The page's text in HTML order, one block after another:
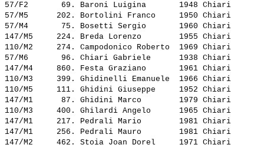
57/F2       69. Baroni Luigina
1948 Chiari
57/M5      202. Bortolini Franco
1950 Chiari
57/M4       75. Bosetti Sergio
1960 Chiari
147/M5     224. Breda Lorenzo
1955 Chiari
110/M2     274. Campodonico Roberto
1969 Chiari
57/M6       96. Chiari Gabriele
1938 Chiari
147/M4     860. Festa Graziano
1961 Chiari
110/M3     399. Ghidinelli Emanuele
1966 Chiari
110/M5     111. Ghidini Giuseppe
1952 Chiari
147/M1      87. Ghidini Marco
1979 Chiari
110/M3     400. Ghilardi Angelo
1965 Chiari
147/M1     217. Pedrali Mario
1981 Chiari
147/M1     256. Pedrali Mauro
1981 Chiari
147/M2     462. Stoia Joan Dorel
1971 Chiari